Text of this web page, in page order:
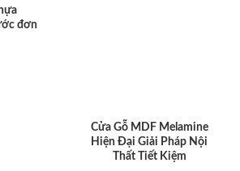
đơn
Cửa Gỗ MDF Melamine
Hiện Đại Giải Pháp Nội
Thất Tiết Kiệm